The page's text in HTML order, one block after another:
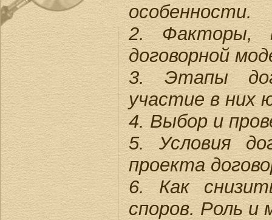
особенности.
2. Факторы,
договорной
3. Этапы
участие в них
4. Выбор и
5. Условия
проекта
6. Как
споров. Роль и